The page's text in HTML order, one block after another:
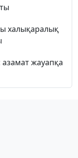
халықаралық
жауапқа